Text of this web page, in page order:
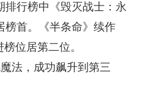
排行榜中《毁灭战士：永
榜首。《半条命》续作
位居第二位。
法，成功飙升到第三